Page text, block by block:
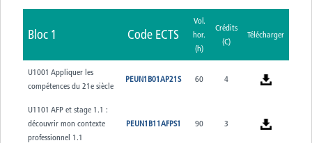
Bloc 1 Code ECTS
Vol.
hor.
(h)
Crédits
(C)
Télécharger
U1001 Appliquer les
compétences du 21e siècle
PEUN1B01AP21S 60 4
U1101 AFP et stage 1.1 :
découvrir mon contexte
professionnel 1.1
PEUN1B11AFPS1 90 3